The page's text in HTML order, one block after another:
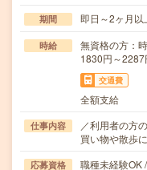
期間 即日～2ヶ月
時給
無資格の方：
1830円～
交通費
全額支給
仕事内容
／利用者の方
買い物や散歩
応募資格
職種未経験OK